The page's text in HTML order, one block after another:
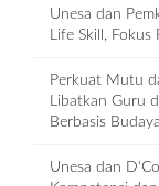
Unesa dan
Life Skill,
Perkuat Mutu
Libatkan Guru
Berbasis
Unesa dan